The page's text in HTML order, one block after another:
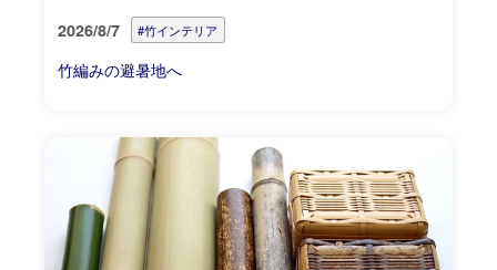
2026/8/7 #竹インテリア
竹編みの避暑地へ